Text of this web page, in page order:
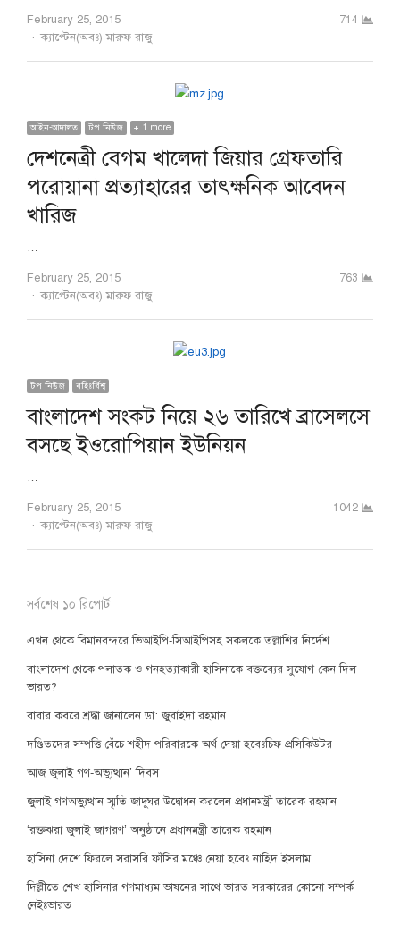
February 25, 2015
Author
ক্যাপ্টেন(অবঃ) মারুফ রাজু
714
আইন-আদালত টপ নিউজ + 1 more
দেশনেত্রী বেগম খালেদা জিয়ার গ্রেফতারি
পরোয়ানা প্রত্যাহারের তাৎক্ষনিক আবেদন
খারিজ
…
February 25, 2015
Author
ক্যাপ্টেন(অবঃ) মারুফ রাজু
763
টপ নিউজ বহিঃর্বিশ্ব
বাংলাদেশ সংকট নিয়ে ২৬ তারিখে ব্রাসেলসে
বসছে ইওরোপিয়ান ইউনিয়ন
…
February 25, 2015
Author
ক্যাপ্টেন(অবঃ) মারুফ রাজু
1042
সর্বশেষ ১০ রিপোর্ট
এখন থেকে বিমানবন্দরে ভিআইপি-সিআইপিসহ সকলকে তল্লাশির নির্দেশ
বাংলাদেশ থেকে পলাতক ও গনহত্যাকারী হাসিনাকে বক্তব্যের সুযোগ কেন দিল
ভারত?
বাবার কবরে শ্রদ্ধা জানালেন ডা: জুবাইদা রহমান
দণ্ডিতদের সম্পত্তি বেঁচে শহীদ পরিবারকে অর্থ দেয়া হবেঃচিফ প্রসিকিউটর
আজ জুলাই গণ-অভ্যুত্থান’ দিবস
জুলাই গণঅভ্যুত্থান স্মৃতি জাদুঘর উদ্বোধন করলেন প্রধানমন্ত্রী তারেক রহমান
‘রক্তঝরা জুলাই জাগরণ’ অনুষ্ঠানে প্রধানমন্ত্রী তারেক রহমান
হাসিনা দেশে ফিরলে সরাসরি ফাঁসির মঞ্চে নেয়া হবেঃ নাহিদ ইসলাম
দিল্লীতে শেখ হাসিনার গণমাধ্যম ভাষনের সাথে ভারত সরকারের কোনো সম্পর্ক
নেইঃভারত